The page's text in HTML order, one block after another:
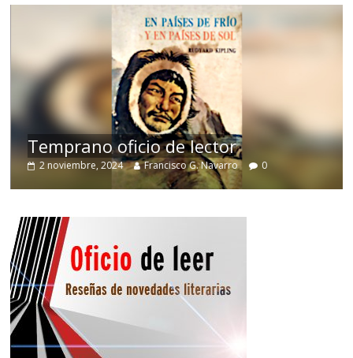
Temprano oficio de lector
2 noviembre, 2024 Francisco G. Navarro 0